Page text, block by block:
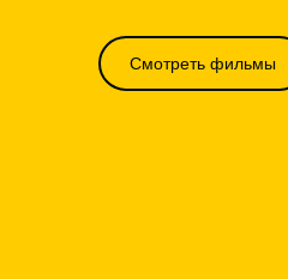
Смотреть фильмы